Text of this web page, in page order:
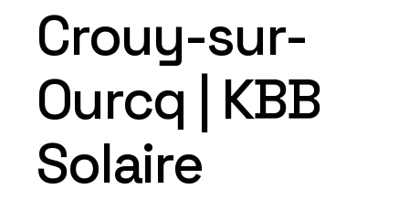
Crouy-sur-
Ourcq | KBB
Solaire